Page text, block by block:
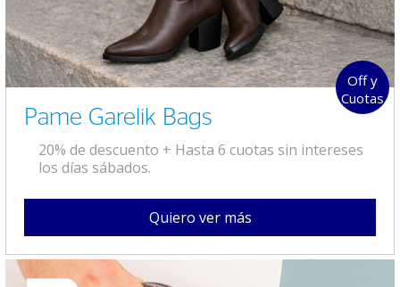
Off y
Cuotas
Pame Garelik Bags
20% de descuento + Hasta 6 cuotas sin intereses
los días sábados.
Quiero ver más